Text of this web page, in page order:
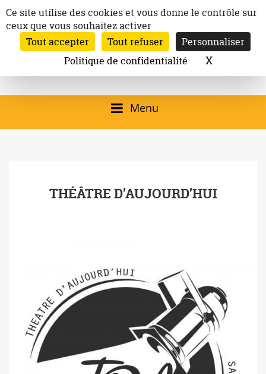
au
contenu
Ville de
Launaguet
Site officiel de la
Mairie de
Launaguet (31140)
qui présente la ville,
programmation
Inscription à la newsletter
Email:
Rechercher
Menu
THÉÂTRE D’AUJOURD’HUI
Panneau de gestion des cookies
Ce site utilise des cookies et vous donne le contrôle sur
ceux que vous souhaitez activer
Tout accepter
Tout refuser
Personnaliser
Politique de confidentialité
XMasquer